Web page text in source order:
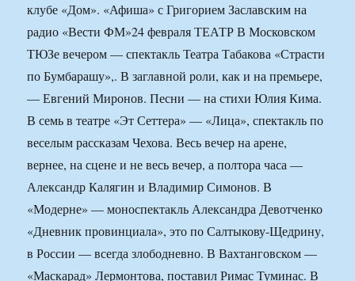
клубе «Дом». «Афиша» с Григорием Заславским на
радио «Вести ФМ»24 февраля ТЕАТР В Московском
ТЮЗе вечером — спектакль Театра Табакова «Страсти
по Бумбарашу»,. В заглавной роли, как и на премьере,
— Евгений Миронов. Песни — на стихи Юлия Кима.
В семь в театре «Эт Сеттера» — «Лица», спектакль по
веселым рассказам Чехова. Весь вечер на арене,
вернее, на сцене и не весь вечер, а полтора часа —
Александр Калягин и Владимир Симонов. В
«Модерне» — моноспектакль Александра Девотченко
«Дневник провинциала», это по Салтыкову-Щедрину,
в России — всегда злободневно. В Вахтанговском —
«Маскарад» Лермонтова, поставил Римас Туминас. В